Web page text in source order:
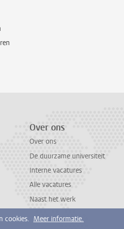
Over ons
Over ons
De duurzame universiteit
Interne vacatures
Alle vacatures
Naast het werk
cookies. Meer informatie.